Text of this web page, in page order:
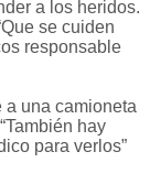
a los heridos.
se cuiden
responsable
a una camioneta
hay
para verlos”